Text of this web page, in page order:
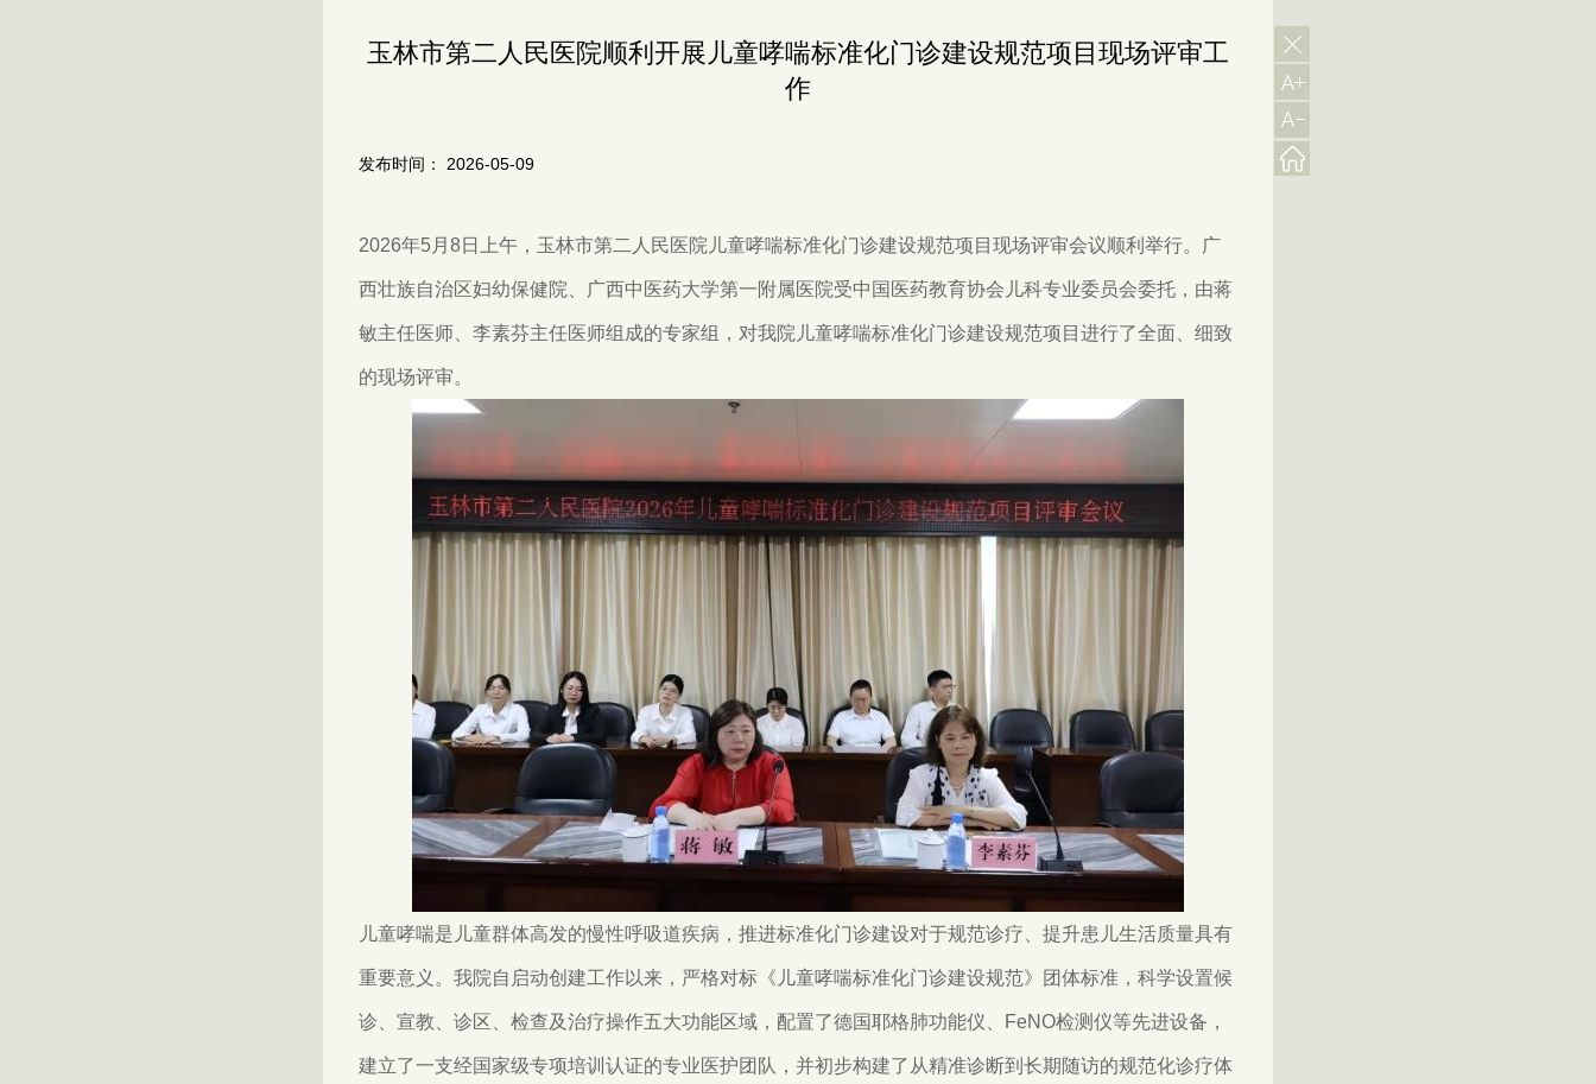
玉林市第二人民医院顺利开展儿童哮喘标准化门诊建设规范项目现场评审工
作
发布时间： 2026-05-09
2026年5月8日上午，玉林市第二人民医院儿童哮喘标准化门诊建设规范项目现场评审会议顺利举行。广
西壮族自治区妇幼保健院、广西中医药大学第一附属医院受中国医药教育协会儿科专业委员会委托，由蒋
敏主任医师、李素芬主任医师组成的专家组，对我院儿童哮喘标准化门诊建设规范项目进行了全面、细致
的现场评审。
儿童哮喘是儿童群体高发的慢性呼吸道疾病，推进标准化门诊建设对于规范诊疗、提升患儿生活质量具有
重要意义。我院自启动创建工作以来，严格对标《儿童哮喘标准化门诊建设规范》团体标准，科学设置候
诊、宣教、诊区、检查及治疗操作五大功能区域，配置了德国耶格肺功能仪、FeNO检测仪等先进设备，
建立了一支经国家级专项培训认证的专业医护团队，并初步构建了从精准诊断到长期随访的规范化诊疗体